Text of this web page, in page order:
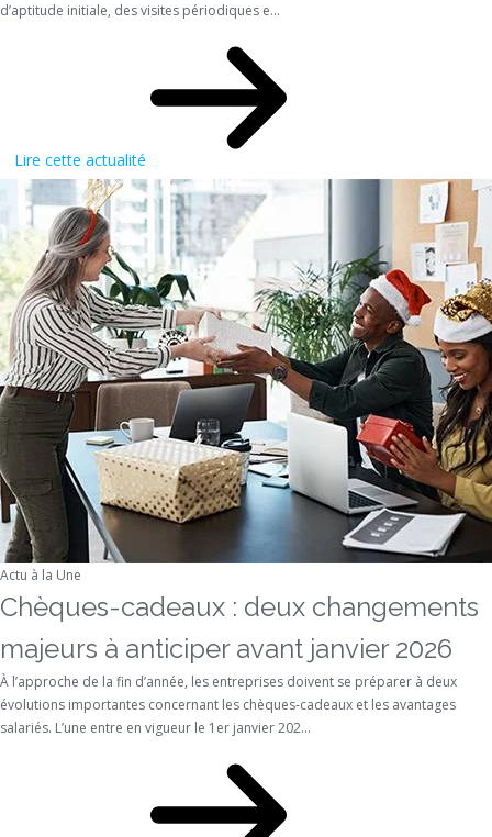
d’aptitude initiale, des visites périodiques e...
Lire cette actualité
Actu à la Une
Chèques-cadeaux : deux changements
majeurs à anticiper avant janvier 2026
À l’approche de la fin d’année, les entreprises doivent se préparer à deux
évolutions importantes concernant les chèques-cadeaux et les avantages
salariés. L’une entre en vigueur le 1er janvier 202...